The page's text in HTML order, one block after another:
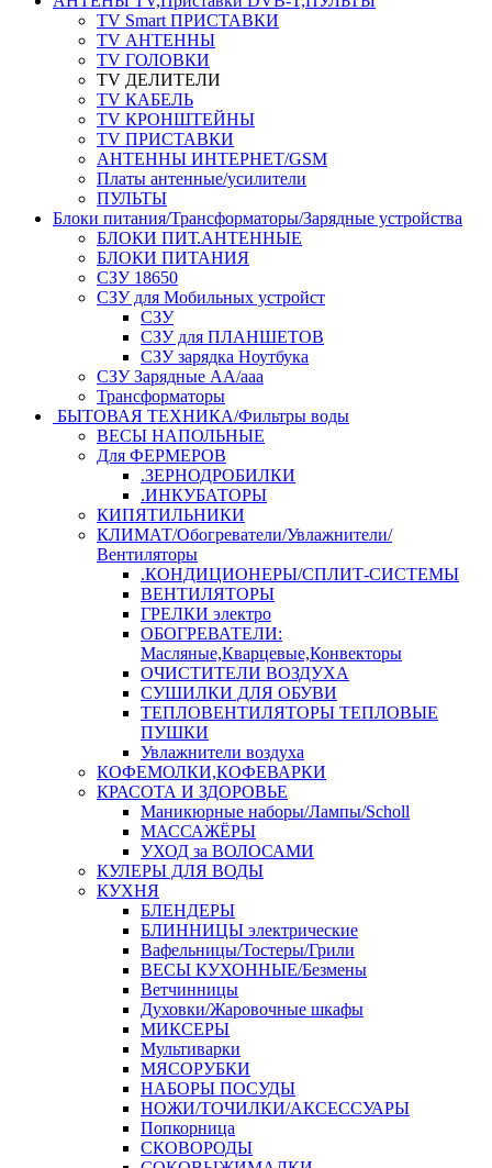
TV Smart ПРИСТАВКИ
TV АНТЕННЫ
TV ГОЛОВКИ
TV ДЕЛИТЕЛИ
TV КАБЕЛЬ
TV КРОНШТЕЙНЫ
TV ПРИСТАВКИ
АНТЕННЫ ИНТЕРНЕТ/GSM
Платы антенные/усилители
ПУЛЬТЫ
Блоки питания/Трансформаторы/Зарядные устройства
БЛОКИ ПИТ.АНТЕННЫЕ
БЛОКИ ПИТАНИЯ
СЗУ 18650
СЗУ для Мобильных устройст
СЗУ
СЗУ для ПЛАНШЕТОВ
СЗУ зарядка Ноутбука
СЗУ Зарядные АА/ааа
Трансформаторы
БЫТОВАЯ ТЕХНИКА/Фильтры воды
ВЕСЫ НАПОЛЬНЫЕ
Для ФЕРМЕРОВ
.ЗЕРНОДРОБИЛКИ
.ИНКУБАТОРЫ
КИПЯТИЛЬНИКИ
КЛИМАТ/Обогреватели/Увлажнители/
Вентиляторы
.КОНДИЦИОНЕРЫ/СПЛИТ-СИСТЕМЫ
ВЕНТИЛЯТОРЫ
ГРЕЛКИ электро
ОБОГРЕВАТЕЛИ:
Масляные,Кварцевые,Конвекторы
ОЧИСТИТЕЛИ ВОЗДУХА
СУШИЛКИ ДЛЯ ОБУВИ
ТЕПЛОВЕНТИЛЯТОРЫ ТЕПЛОВЫЕ
ПУШКИ
Увлажнители воздуха
КОФЕМОЛКИ,КОФЕВАРКИ
КРАСОТА И ЗДОРОВЬЕ
Маникюрные наборы/Лампы/Scholl
МАССАЖЁРЫ
УХОД за ВОЛОСАМИ
КУЛЕРЫ ДЛЯ ВОДЫ
КУХНЯ
БЛЕНДЕРЫ
БЛИННИЦЫ электрические
Вафельницы/Тостеры/Грили
ВЕСЫ КУХОННЫЕ/Безмены
Ветчинницы
Духовки/Жаровочные шкафы
МИКСЕРЫ
Мультиварки
МЯСОРУБКИ
НАБОРЫ ПОСУДЫ
НОЖИ/ТОЧИЛКИ/АКСЕССУАРЫ
Попкорница
СКОВОРОДЫ